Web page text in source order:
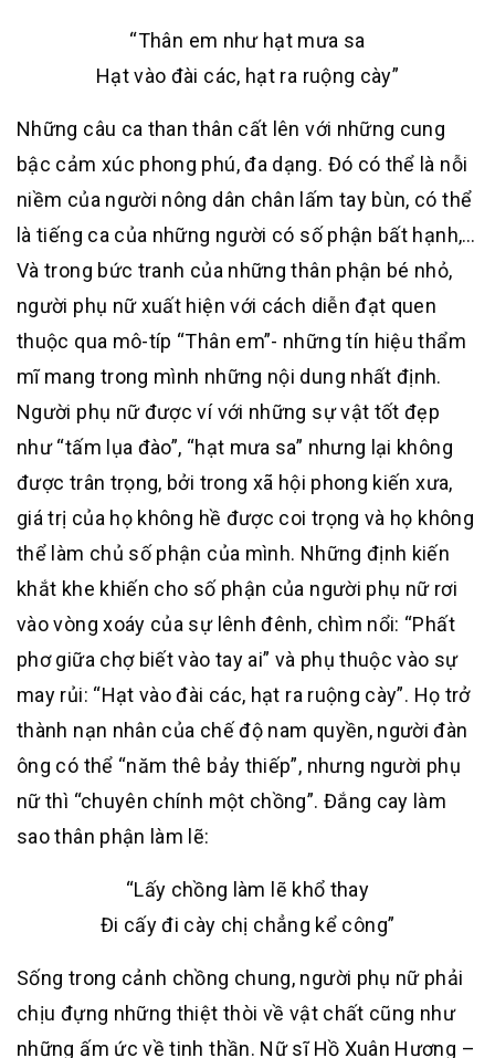
“Thân em như hạt mưa sa
Hạt vào đài các, hạt ra ruộng cày”
Những câu ca than thân cất lên với những cung
bậc cảm xúc phong phú, đa dạng. Đó có thể là nỗi
niềm của người nông dân chân lấm tay bùn, có thể
là tiếng ca của những người có số phận bất hạnh,…
Và trong bức tranh của những thân phận bé nhỏ,
người phụ nữ xuất hiện với cách diễn đạt quen
thuộc qua mô-típ “Thân em”- những tín hiệu thẩm
mĩ mang trong mình những nội dung nhất định.
Người phụ nữ được ví với những sự vật tốt đẹp
như “tấm lụa đào”, “hạt mưa sa” nhưng lại không
được trân trọng, bởi trong xã hội phong kiến xưa,
giá trị của họ không hề được coi trọng và họ không
thể làm chủ số phận của mình. Những định kiến
khắt khe khiến cho số phận của người phụ nữ rơi
vào vòng xoáy của sự lênh đênh, chìm nổi: “Phất
phơ giữa chợ biết vào tay ai” và phụ thuộc vào sự
may rủi: “Hạt vào đài các, hạt ra ruộng cày”. Họ trở
thành nạn nhân của chế độ nam quyền, người đàn
ông có thể “năm thê bảy thiếp”, nhưng người phụ
nữ thì “chuyên chính một chồng”. Đắng cay làm
sao thân phận làm lẽ:
“Lấy chồng làm lẽ khổ thay
Đi cấy đi cày chị chẳng kể công”
Sống trong cảnh chồng chung, người phụ nữ phải
chịu đựng những thiệt thòi về vật chất cũng như
những ấm ức về tinh thần. Nữ sĩ Hồ Xuân Hương –